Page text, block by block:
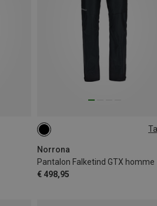
Norrona
Pantalon Falketind GTX homme
€ 498,95
S